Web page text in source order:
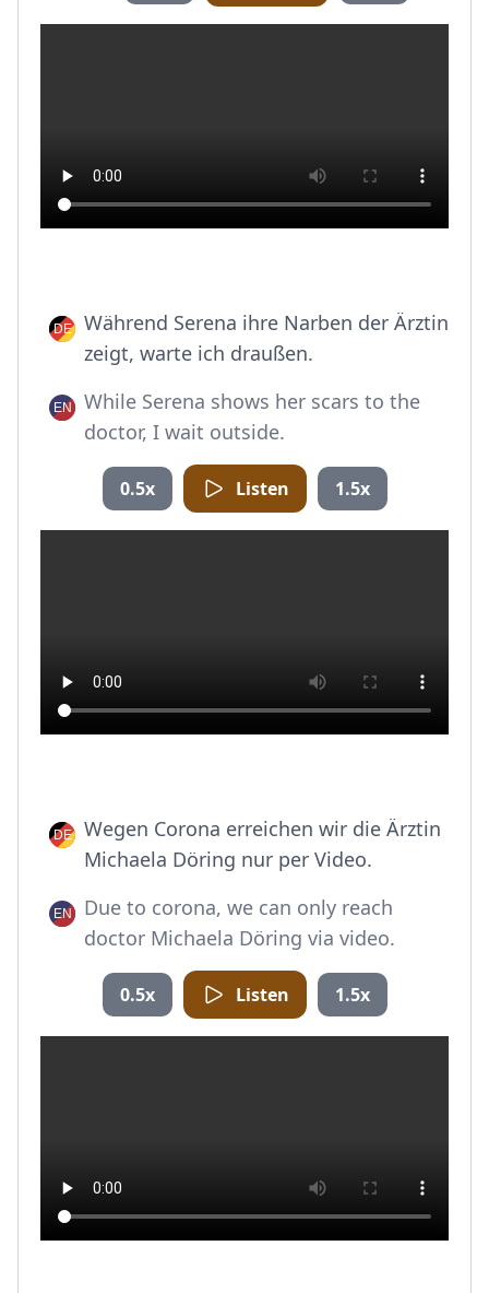
Während Serena ihre Narben der Ärztin
zeigt, warte ich draußen.
While Serena shows her scars to the
doctor, I wait outside.
0.5x Listen 1.5x
Wegen Corona erreichen wir die Ärztin
Michaela Döring nur per Video.
Due to corona, we can only reach
doctor Michaela Döring via video.
0.5x Listen 1.5x